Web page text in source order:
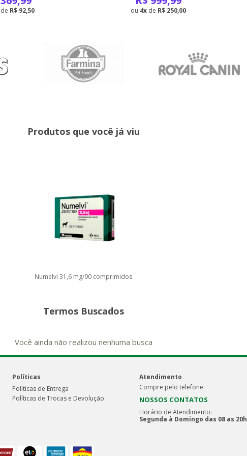
de R$ 92,50 4 de R$ 250,00
Produtos que você já viu
Numelvi 31,6 mg/90 comprimidos
Termos Buscados
Você ainda não realizou nenhuma busca
Políticas
Políticas de Entrega
Políticas de Trocas e Devolução
Atendimento
Compre pelo telefone:
NOSSOS CONTATOS
Horário de Atendimento:
Segunda à Domingo das 08 as 20h